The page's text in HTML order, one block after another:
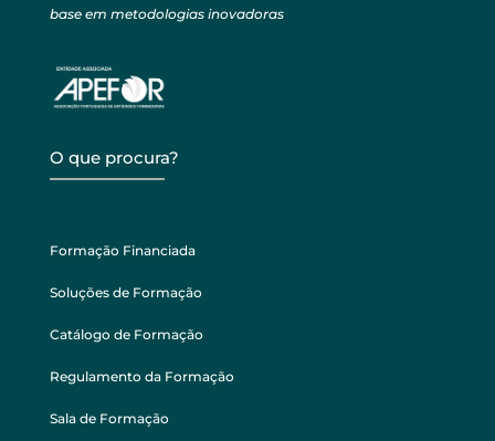
base em metodologias inovadoras
O que procura?
Formação Financiada
Soluções de Formação
Catálogo de Formação
Regulamento da Formação
Sala de Formação